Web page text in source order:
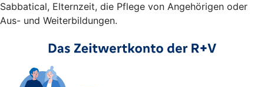
Sabbatical, Elternzeit, die Pflege von Angehörigen oder
Aus- und Weiterbildungen.